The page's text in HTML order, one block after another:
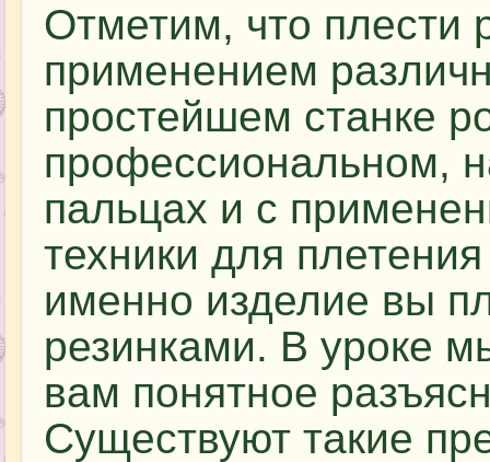
Отметим, что плести
применением
простейшем станке
профессиональном,
пальцах и с
техники для
именно изделие вы
резинками. В уроке
вам понятное
Существуют такие